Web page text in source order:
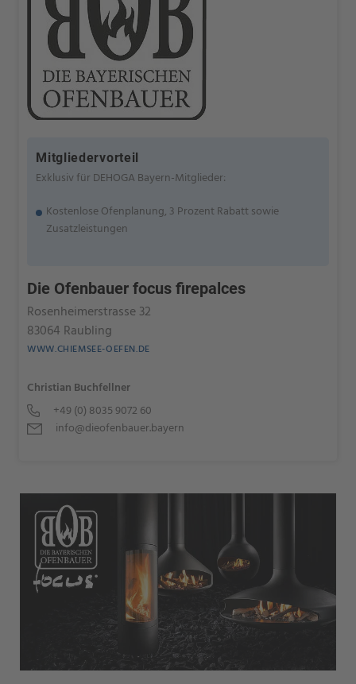
Mitgliedervorteil
Exklusiv für DEHOGA Bayern-Mitglieder:
Kostenlose Ofenplanung, 3 Prozent Rabatt sowie
Zusatzleistungen
Die Ofenbauer focus firepalces
Rosenheimerstrasse 32
83064 Raubling
WWW.CHIEMSEE-OEFEN.DE
Christian Buchfellner
+49 (0) 8035 9072 60
info@dieofenbauer.bayern